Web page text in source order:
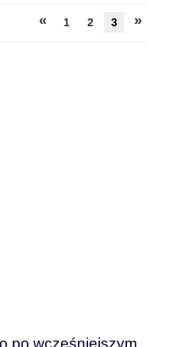
« 1 2 3 »
po wcześniejszym